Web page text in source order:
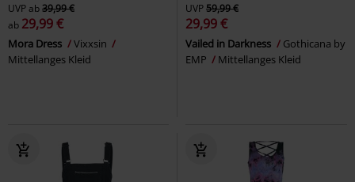
UVPab39,99 €
ab 29,99 €
Mora Dress
Vixxsin
Mittellanges Kleid
UVP59,99 €
29,99 €
Vailed in Darkness
Gothicana by
EMP
Mittellanges Kleid